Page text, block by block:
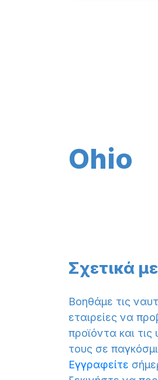
Ohio
Σχετικά
Βοηθάμε τις
εταιρείες να
προϊόντα και τις
τους σε
Εγγραφείτε